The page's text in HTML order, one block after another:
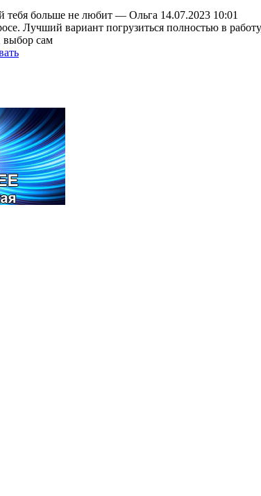
тебя больше не любит — Ольга 14.07.2023 10:01
Лучший вариант погрузиться полностью в
выбор сам